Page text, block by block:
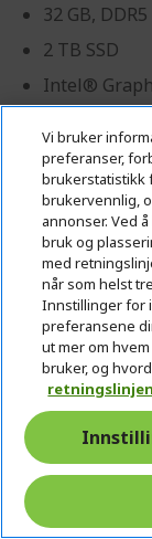
32 GB, DDR5
2 TB SSD
Intel®
KONTAKT
17
PÅ LAGER
(LEVERING 1-4
Antall:
Vi bruker
preferanser,
brukerstatistikk
brukervennlig,
annonser. Ved
bruk og
med
når som helst
Innstillinger for
preferansene
ut mer om
bruker, og